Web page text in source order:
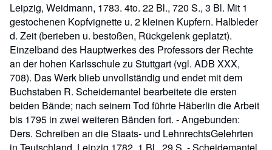
Leipzig, Weidmann, 1783. 4to. 22 Bl., 720 S., 3 Bl. Mit 1
gestochenen Kopfvignette u. 2 kleinen Kupfern. Halbleder
d. Zeit (berieben u. bestoßen, Rückgelenk geplatzt).
Einzelband des Hauptwerkes des Professors der Rechte
an der hohen Karlsschule zu Stuttgart (vgl. ADB XXX,
708). Das Werk blieb unvollständig und endet mit dem
Buchstaben R. Scheidemantel bearbeitete die ersten
beiden Bände; nach seinem Tod führte Häberlin die Arbeit
bis 1795 in zwei weiteren Bänden fort. - Angebunden:
Ders. Schreiben an die Staats- und LehnrechtsGelehrten